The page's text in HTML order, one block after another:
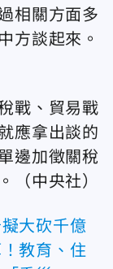
相關方面多
方談起來。
戰、貿易戰
應拿出談的
邊加徵關稅
（中央社）
大砍千億
教育、住